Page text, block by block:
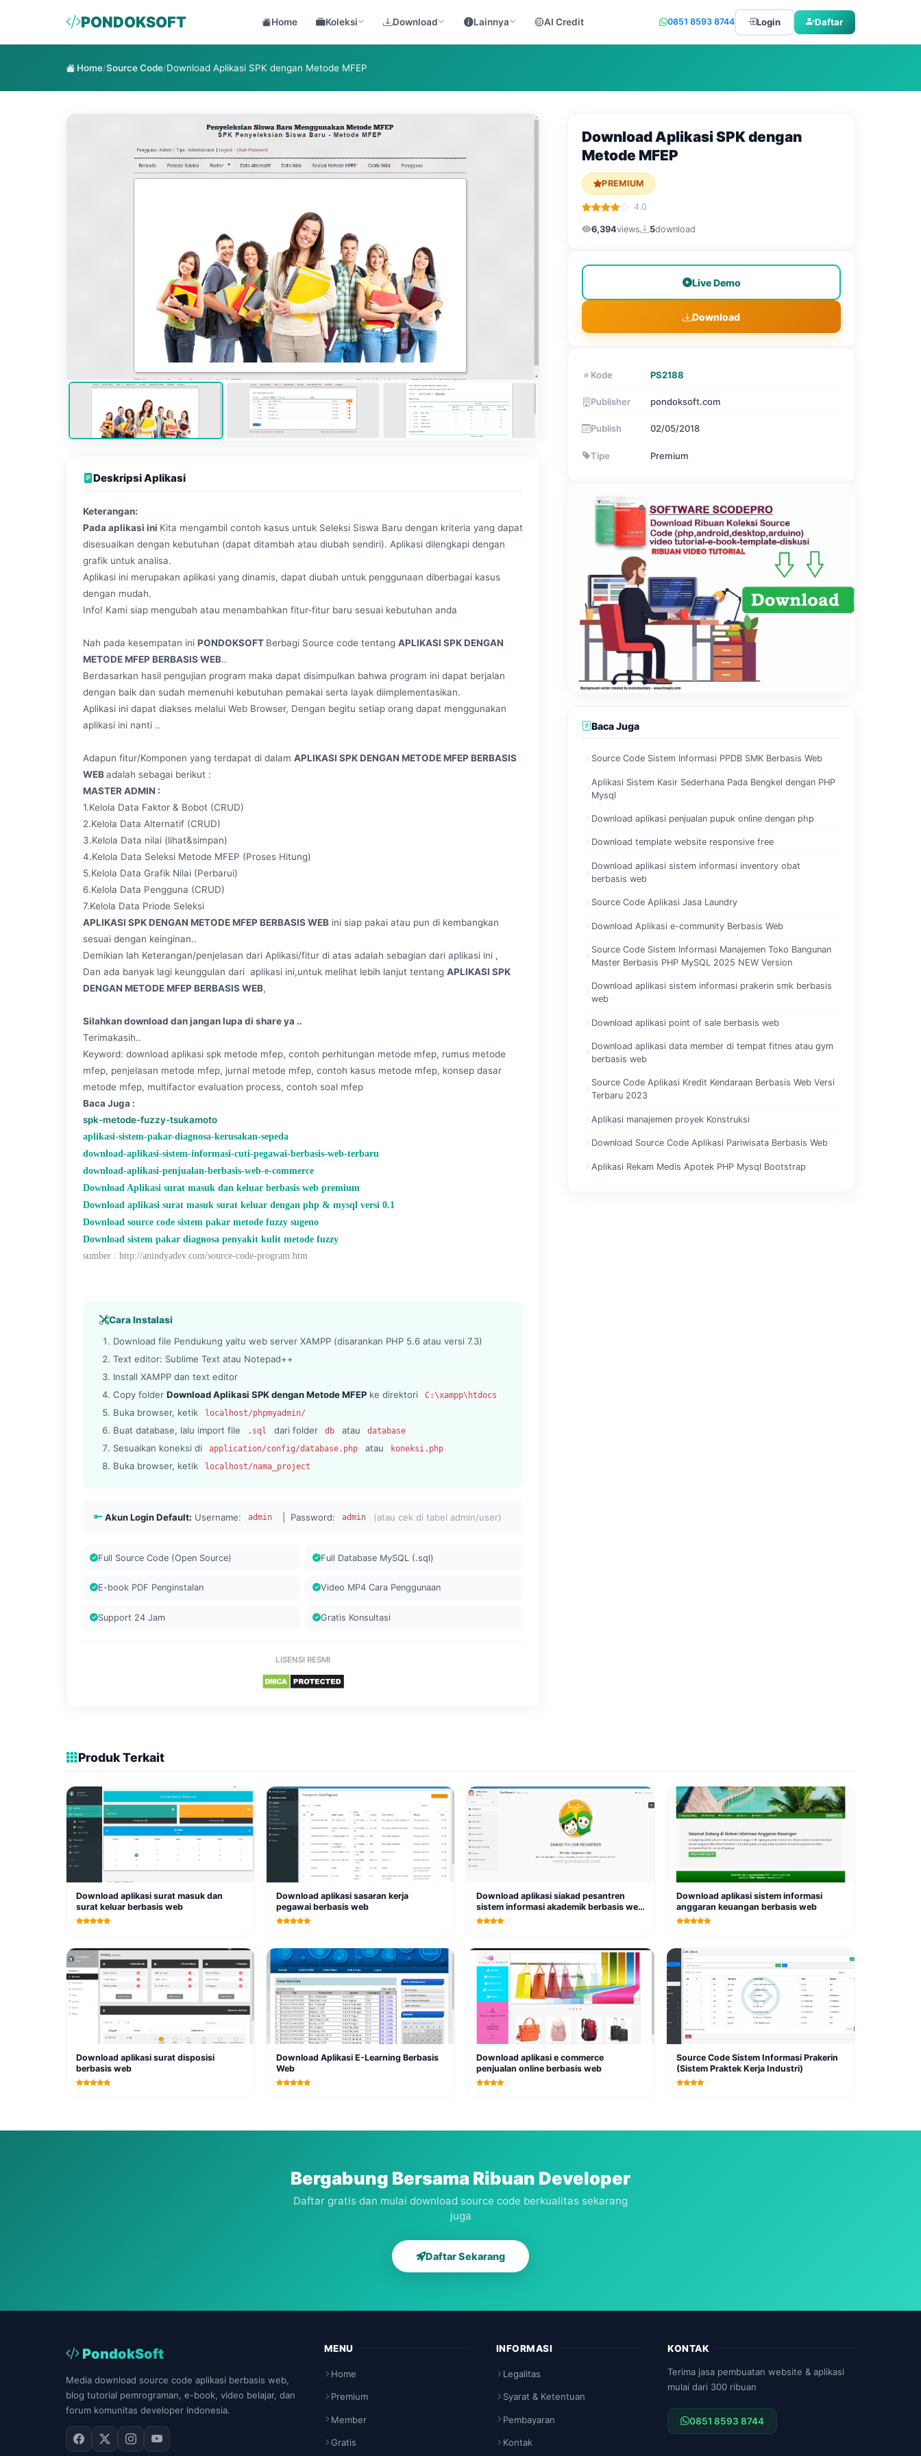
PONDOKSOFT Home Koleksi Download Lainnya AI Credit 0851 8593 8744 Login Daftar
Home/Source Code/Download Aplikasi SPK dengan Metode MFEP
Deskripsi Aplikasi
Keterangan:
Pada aplikasi ini Kita mengambil contoh kasus untuk Seleksi Siswa Baru dengan kriteria yang dapat
disesuaikan dengan kebutuhan (dapat ditambah atau diubah sendiri). Aplikasi dilengkapi dengan
grafik untuk analisa.
Aplikasi ini merupakan aplikasi yang dinamis, dapat diubah untuk penggunaan diberbagai kasus
dengan mudah.
Info! Kami siap mengubah atau menambahkan fitur-fitur baru sesuai kebutuhan anda
Nah pada kesempatan ini PONDOKSOFT Berbagi Source code tentang APLIKASI SPK DENGAN
METODE MFEP BERBASIS WEB..
Berdasarkan hasil pengujian program maka dapat disimpulkan bahwa program ini dapat berjalan
dengan baik dan sudah memenuhi kebutuhan pemakai serta layak diimplementasikan.
Aplikasi ini dapat diakses melalui Web Browser, Dengan begitu setiap orang dapat menggunakan
aplikasi ini nanti ..
Adapun fitur/Komponen yang terdapat di dalam APLIKASI SPK DENGAN METODE MFEP BERBASIS
WEBadalah sebagai berikut :
MASTER ADMIN :
1.Kelola Data Faktor & Bobot (CRUD)
2.Kelola Data Alternatif (CRUD)
3.Kelola Data nilai (lihat&simpan)
4.Kelola Data Seleksi Metode MFEP (Proses Hitung)
5.Kelola Data Grafik Nilai (Perbarui)
6.Kelola Data Pengguna (CRUD)
7.Kelola Data Priode Seleksi
APLIKASI SPK DENGAN METODE MFEP BERBASIS WEB ini siap pakai atau pun di kembangkan
sesuai dengan keinginan..
Demikian lah Keterangan/penjelasan dari Aplikasi/fitur di atas adalah sebagian dari aplikasi ini ,
Dan ada banyak lagi keunggulan dari aplikasi ini,untuk melihat lebih lanjut tentang APLIKASI SPK
DENGAN METODE MFEP BERBASIS WEB,
Silahkan download dan jangan lupa di share ya ..
Terimakasih..
Keyword: download aplikasi spk metode mfep, contoh perhitungan metode mfep, rumus metode
mfep, penjelasan metode mfep, jurnal metode mfep, contoh kasus metode mfep, konsep dasar
metode mfep, multifactor evaluation process, contoh soal mfep
Baca Juga :
spk-metode-fuzzy-tsukamoto
aplikasi-sistem-pakar-diagnosa-kerusakan-sepeda
download-aplikasi-sistem-informasi-cuti-pegawai-berbasis-web-terbaru
download-aplikasi-penjualan-berbasis-web-e-commerce
Download Aplikasi surat masuk dan keluar berbasis web premium
Download aplikasi surat masuk surat keluar dengan php & mysql versi 0.1
Download source code sistem pakar metode fuzzy sugeno
Download sistem pakar diagnosa penyakit kulit metode fuzzy
sumber : http://anindyadev.com/source-code-program.htm
Cara Instalasi
Download file Pendukung yaitu web server XAMPP (disarankan PHP 5.6 atau versi 7.3)
Text editor: Sublime Text atau Notepad++
Install XAMPP dan text editor
Copy folder Download Aplikasi SPK dengan Metode MFEP ke direktori C:\xampp\htdocs
Buka browser, ketik localhost/phpmyadmin/
Buat database, lalu import file .sql dari folder db atau database
Sesuaikan koneksi di application/config/database.php atau koneksi.php
Buka browser, ketik localhost/nama_project
Akun Login Default: Username: admin | Password: admin (atau cek di tabel admin/user)
Full Source Code (Open Source) Full Database MySQL (.sql)
E-book PDF Penginstalan Video MP4 Cara Penggunaan
Support 24 Jam Gratis Konsultasi
LISENSI RESMI
Download Aplikasi SPK dengan
Metode MFEP
PREMIUM
4.0
6,394views 5download
Live Demo
Download
Kode PS2188
Publisher pondoksoft.com
Publish 02/05/2018
Tipe Premium
Baca Juga
Source Code Sistem Informasi PPDB SMK Berbasis Web
Aplikasi Sistem Kasir Sederhana Pada Bengkel dengan PHP
Mysql
Download aplikasi penjualan pupuk online dengan php
Download template website responsive free
Download aplikasi sistem informasi inventory obat
berbasis web
Source Code Aplikasi Jasa Laundry
Download Aplikasi e-community Berbasis Web
Source Code Sistem Informasi Manajemen Toko Bangunan
Master Berbasis PHP MySQL 2025 NEW Version
Download aplikasi sistem informasi prakerin smk berbasis
web
Download aplikasi point of sale berbasis web
Download aplikasi data member di tempat fitnes atau gym
berbasis web
Source Code Aplikasi Kredit Kendaraan Berbasis Web Versi
Terbaru 2023
Aplikasi manajemen proyek Konstruksi
Download Source Code Aplikasi Pariwisata Berbasis Web
Aplikasi Rekam Medis Apotek PHP Mysql Bootstrap
Produk Terkait
Download aplikasi surat masuk dan
surat keluar berbasis web
Download aplikasi sasaran kerja
pegawai berbasis web
Download aplikasi siakad pesantren
sistem informasi akademik berbasis web
gratis
Download aplikasi sistem informasi
anggaran keuangan berbasis web
Download aplikasi surat disposisi
berbasis web
Download Aplikasi E-Learning Berbasis
Web
Download aplikasi e commerce
penjualan online berbasis web
Source Code Sistem Informasi Prakerin
(Sistem Praktek Kerja Industri)
Bergabung Bersama Ribuan Developer
Daftar gratis dan mulai download source code berkualitas sekarang
juga
Daftar Sekarang
PondokSoft
Media download source code aplikasi berbasis web,
blog tutorial pemrograman, e-book, video belajar, dan
forum komunitas developer Indonesia.
MENU
Home
Premium
Member
Gratis
INFORMASI
Legalitas
Syarat & Ketentuan
Pembayaran
Kontak
KONTAK
Terima jasa pembuatan website & aplikasi
mulai dari 300 ribuan
0851 8593 8744